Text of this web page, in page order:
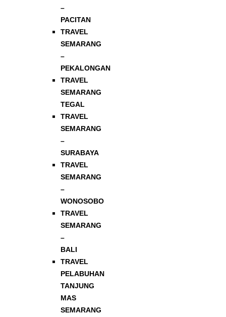
–
PACITAN
TRAVEL
SEMARANG
–
PEKALONGAN
TRAVEL
SEMARANG
TEGAL
TRAVEL
SEMARANG
–
SURABAYA
TRAVEL
SEMARANG
–
WONOSOBO
TRAVEL
SEMARANG
–
BALI
TRAVEL
PELABUHAN
TANJUNG
MAS
SEMARANG